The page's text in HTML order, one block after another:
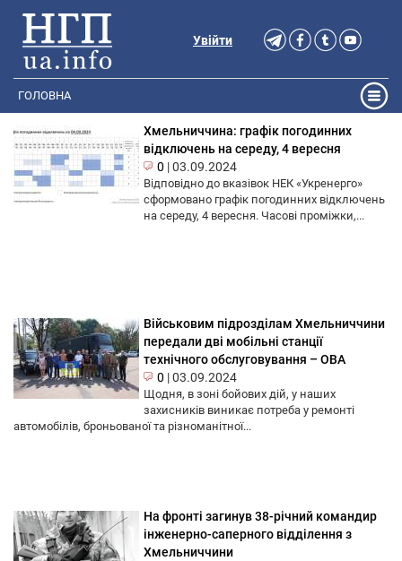
Увійти
ГОЛОВНА
Хмельниччина: графік погодинних
відключень на середу, 4 вересня
0 |03.09.2024
Відповідно до вказівок НЕК «Укренерго»
сформовано графік погодинних відключень
на середу, 4 вересня. Часові проміжки,...
Військовим підрозділам Хмельниччини
передали дві мобільні станції
технічного обслуговування – ОВА
0 |03.09.2024
Щодня, в зоні бойових дій, у наших
захисників виникає потреба у ремонті
автомобілів, броньованої та різноманітної...
На фронті загинув 38-річний командир
інженерно-саперного відділення з
Хмельниччини